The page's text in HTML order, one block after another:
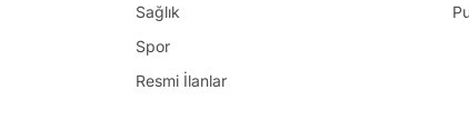
Sağlık
Spor
Resmi İlanlar